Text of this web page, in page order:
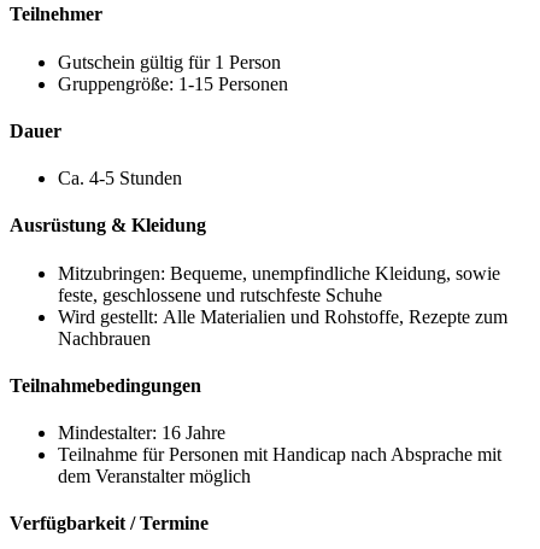
Teilnehmer
Gutschein gültig für 1 Person
Gruppengröße: 1-15 Personen
Dauer
Ca. 4-5 Stunden
Ausrüstung & Kleidung
Mitzubringen: Bequeme, unempfindliche Kleidung, sowie
feste, geschlossene und rutschfeste Schuhe
Wird gestellt: Alle Materialien und Rohstoffe, Rezepte zum
Nachbrauen
Teilnahmebedingungen
Mindestalter: 16 Jahre
Teilnahme für Personen mit Handicap nach Absprache mit
dem Veranstalter möglich
Verfügbarkeit / Termine